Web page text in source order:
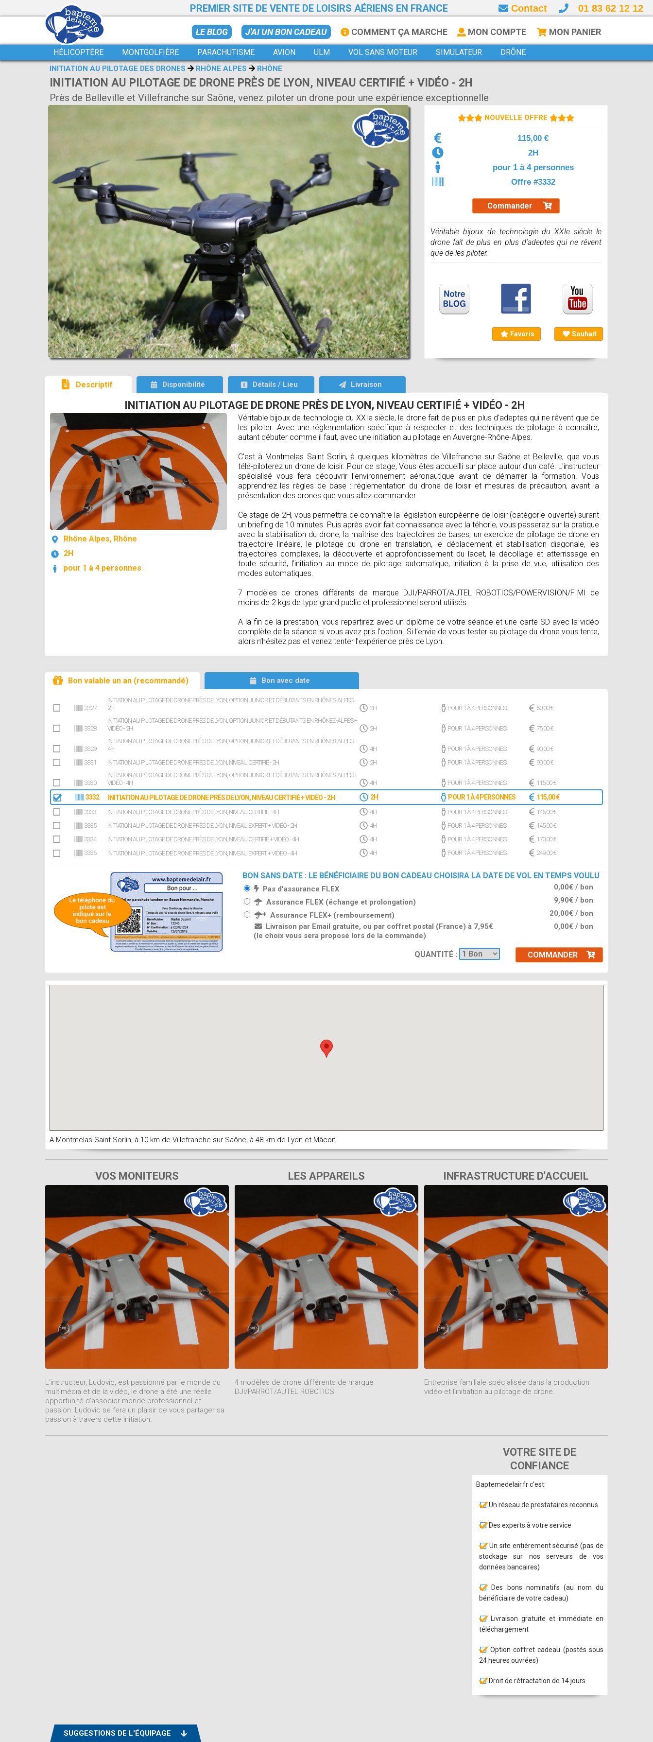
PREMIER SITE DE VENTE DE LOISIRS AÉRIENS EN FRANCE Contact 01 83 62 12 12
LE BLOG J'AI UN BON CADEAU COMMENT ÇA MARCHE MON COMPTE MON PANIER
HÉLICOPTÈRE MONTGOLFIÈRE PARACHUTISME AVION ULM VOL SANS MOTEUR SIMULATEUR DRÔNE
INITIATION AU PILOTAGE DES DRONES RHÔNE ALPES RHÔNE
INITIATION AU PILOTAGE DE DRONE PRÈS DE LYON, NIVEAU CERTIFIÉ + VIDÉO - 2H
Près de Belleville et Villefranche sur Saône, venez piloter un drone pour une expérience exceptionnelle
NOUVELLE OFFRE
115,00 €
2H
pour 1 à 4 personnes
Offre #3332
Commander
Véritable bijoux de technologie du XXIe siècle le
drone fait de plus en plus d'adeptes qui ne rêvent
que de les piloter.
Favoris Souhait
Descriptif Disponibilité Détails / Lieu Livraison
INITIATION AU PILOTAGE DE DRONE PRÈS DE LYON, NIVEAU CERTIFIÉ + VIDÉO - 2H
Rhône Alpes, Rhône
2H
pour 1 à 4 personnes
Véritable bijoux de technologie du XXIe siècle, le drone fait de plus en plus d'adeptes qui ne rêvent que de
les piloter. Avec une réglementation spécifique à respecter et des techniques de pilotage à connaître,
autant débuter comme il faut, avec une initiation au pilotage en Auvergne-Rhône-Alpes.
C'est à Montmelas Saint Sorlin, à quelques kilomètres de Villefranche sur Saône et Belleville, que vous
télé-piloterez un drone de loisir. Pour ce stage, Vous êtes accueilli sur place autour d'un café. L'instructeur
spécialisé vous fera découvrir l'environnement aéronautique avant de démarrer la formation. Vous
apprendrez les règles de base : réglementation du drone de loisir et mesures de précaution, avant la
présentation des drones que vous allez commander.
Ce stage de 2H, vous permettra de connaître la législation européenne de loisir (catégorie ouverte) surant
un briefing de 10 minutes. Puis après avoir fait connaissance avec la téhorie, vous passerez sur la pratique
avec la stabilisation du drone, la maîtrise des trajectoires de bases, un exercice de pilotage de drone en
trajectoire linéaire, le pilotage du drone en translation, le déplacement et stabilisation diagonale, les
trajectoires complexes, la découverte et approfondissement du lacet, le décollage et atterrissage en
toute sécurité, l'initiation au mode de pilotage automatique, initiation à la prise de vue, utilisation des
modes automatiques.
7 modèles de drones différents de marque DJI/PARROT/AUTEL ROBOTICS/POWERVISION/FIMI de
moins de 2 kgs de type grand public et professionnel seront utilisés.
A la fin de la prestation, vous repartirez avec un diplôme de votre séance et une carte SD avec la vidéo
complète de la séance si vous avez pris l'option. Si l’envie de vous tester au pilotage du drone vous tente,
alors n’hésitez pas et venez tenter l’expérience près de Lyon.
Bon valable un an (recommandé) Bon avec date
3327
INITIATION AU PILOTAGE DE DRONE PRÈS DE LYON, OPTION JUNIOR ET DÉBUTANTS EN RHÔNES-ALPES -
2H
2H POUR 1 À 4 PERSONNES 50,00 €
3328
INITIATION AU PILOTAGE DE DRONE PRÈS DE LYON, OPTION JUNIOR ET DÉBUTANTS EN RHÔNES-ALPES +
VIDÉO - 2H
2H POUR 1 À 4 PERSONNES 75,00 €
3329
INITIATION AU PILOTAGE DE DRONE PRÈS DE LYON, OPTION JUNIOR ET DÉBUTANTS EN RHÔNES-ALPES -
4H
4H POUR 1 À 4 PERSONNES
90,00 €
3331
INITIATION AU PILOTAGE DE DRONE PRÈS DE LYON, NIVEAU CERTIFIÉ - 2H 2H POUR 1 À 4 PERSONNES 90,00 €
3330
INITIATION AU PILOTAGE DE DRONE PRÈS DE LYON, OPTION JUNIOR ET DÉBUTANTS EN RHÔNES-ALPES +
VIDÉO - 4H
4H POUR 1 À 4 PERSONNES 115,00 €
3332 INITIATION AU PILOTAGE DE DRONE PRÈS DE LYON, NIVEAU CERTIFIÉ + VIDÉO - 2H 2H POUR 1 À 4 PERSONNES 115,00 €
3333 INITIATION AU PILOTAGE DE DRONE PRÈS DE LYON, NIVEAU CERTIFIÉ - 4H 4H POUR 1 À 4 PERSONNES
145,00 €
3335
INITIATION AU PILOTAGE DE DRONE PRÈS DE LYON, NIVEAU EXPERT + VIDÉO - 2H 4H POUR 1 À 4 PERSONNES
145,00 €
3334
INITIATION AU PILOTAGE DE DRONE PRÈS DE LYON, NIVEAU CERTIFIÉ + VIDÉO - 4H 4H POUR 1 À 4 PERSONNES
170,00 €
3336
INITIATION AU PILOTAGE DE DRONE PRÈS DE LYON, NIVEAU EXPERT + VIDÉO - 4H 4H POUR 1 À 4 PERSONNES 249,00 €
BON SANS DATE : LE BÉNÉFICIAIRE DU BON CADEAU CHOISIRA LA DATE DE VOL EN TEMPS VOULU
Pas d'assurance FLEX
0,00€ / bon
Assurance FLEX (échange et prolongation)
9,90€ / bon
Assurance FLEX+ (remboursement)
20,00€ / bon
Livraison par Email gratuite, ou par coffret postal (France) à 7,95€
(le choix vous sera proposé lors de la commande)
0,00€ / bon
QUANTITÉ : COMMANDER
A Montmelas Saint Sorlin, à 10 km de Villefranche sur Saône, à 48 km de Lyon et Mâcon.
VOS MONITEURS
L’instructeur, Ludovic, est passionné par le monde du
multimédia et de la vidéo, le drone a été une réelle
opportunité d’associer monde professionnel et
passion. Ludovic se fera un plaisir de vous partager sa
passion à travers cette initiation.
LES APPAREILS
4 modèles de drone différents de marque
DJI/PARROT/AUTEL ROBOTICS
INFRASTRUCTURE D'ACCUEIL
Entreprise familiale spécialisée dans la production
vidéo et l’initiation au pilotage de drone.
VOTRE SITE DE
CONFIANCE
Baptemedelair.fr c'est:
Un réseau de prestataires reconnus
Des experts à votre service
Un site entièrement sécurisé (pas de
stockage sur nos serveurs de vos
données bancaires)
Des bons nominatifs (au nom du
bénéficiaire de votre cadeau)
Livraison gratuite et immédiate en
téléchargement
Option coffret cadeau (postés sous
24 heures ouvrées)
Droit de rétractation de 14 jours
SUGGESTIONS DE L'ÉQUIPAGE